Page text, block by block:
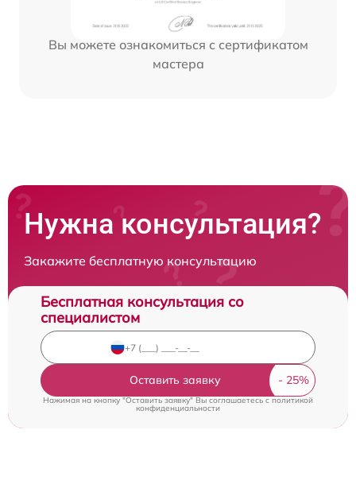
Вы можете ознакомиться с сертификатом
мастера
Нужна консультация?
Закажите бесплатную консультацию
Бесплатная консультация со
специалистом
Оставить заявку
Нажимая на кнопку "Оставить заявку" Вы соглашаетесь c политикой
конфиденциальности